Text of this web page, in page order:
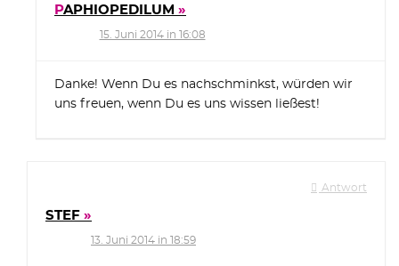
PAPHIOPEDILUM
15. Juni 2014 in 16:08
Danke! Wenn Du es nachschminkst, würden wir
uns freuen, wenn Du es uns wissen ließest!
Antwort
STEF
13. Juni 2014 in 18:59